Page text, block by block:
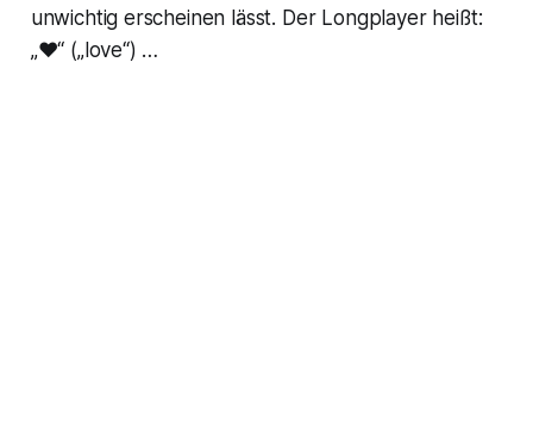
unwichtig erscheinen lässt. Der Longplayer heißt:
„❤“ („love“) …